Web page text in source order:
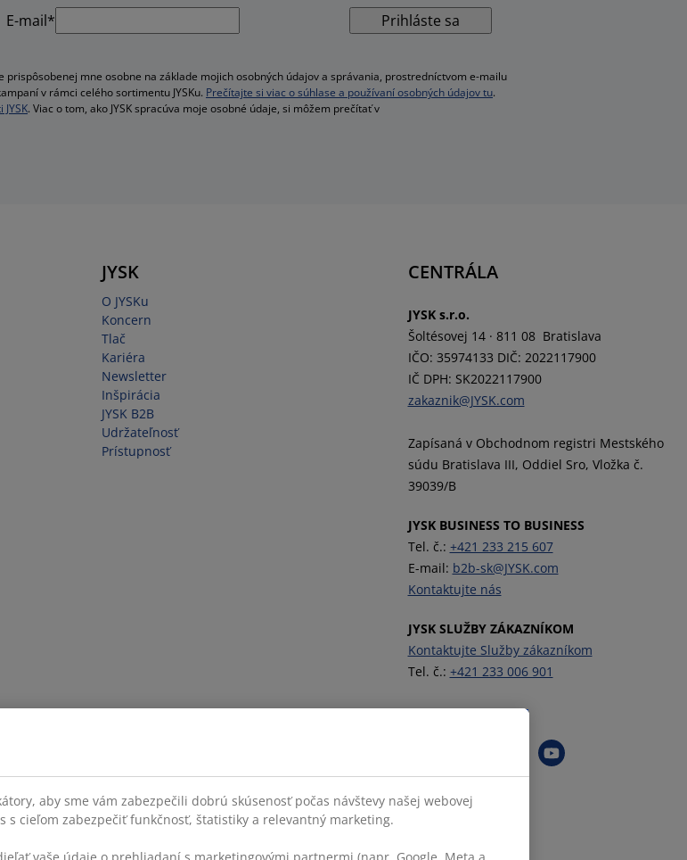
E-mail* Prihláste sa
mne osobne na základe mojich osobných údajov a správania, prostredníctvom e-mailu
v rámci celého sortimentu JYSKu. Prečítajte si viac o súhlase a používaní osobných údajov tu.
. Viac o tom, ako JYSK spracúva moje osobné údaje, si môžem prečítať v
JYSK
O JYSKu
Koncern
Tlač
Kariéra
Newsletter
Inšpirácia
JYSK B2B
Udržateľnosť
Prístupnosť
CENTRÁLA
JYSK s.r.o.
Šoltésovej 14 · 811 08 Bratislava
IČO: 35974133 DIČ: 2022117900
IČ DPH: SK2022117900
zakaznik@JYSK.com
Zapísaná v Obchodnom registri Mestského
súdu Bratislava III, Oddiel Sro, Vložka č.
39039/B
JYSK BUSINESS TO BUSINESS
Tel. č.: +421 233 215 607
E-mail: b2b-sk@JYSK.com
Kontaktujte nás
JYSK SLUŽBY ZÁKAZNÍKOM
Kontaktujte Služby zákazníkom
Tel. č.: +421 233 006 901
aby sme vám zabezpečili dobrú skúsenosť počas návštevy našej webovej
s cieľom zabezpečiť funkčnosť, štatistiky a relevantný marketing.